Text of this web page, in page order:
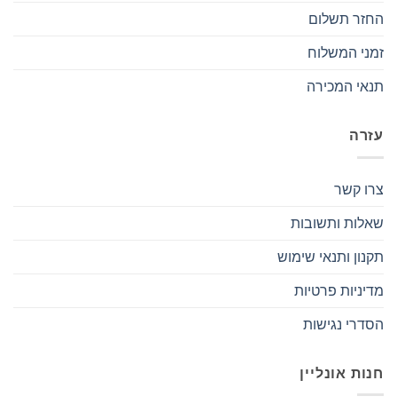
החזר תשלום
זמני המשלוח
תנאי המכירה
עזרה
צרו קשר
שאלות ותשובות
תקנון ותנאי שימוש
מדיניות פרטיות
הסדרי נגישות
חנות אונליין